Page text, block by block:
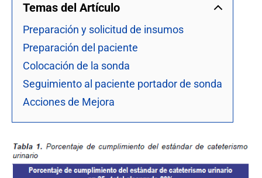
Temas del Artículo
Preparación y solicitud de insumos
Preparación del paciente
Colocación de la sonda
Seguimiento al paciente portador de sonda
Acciones de Mejora